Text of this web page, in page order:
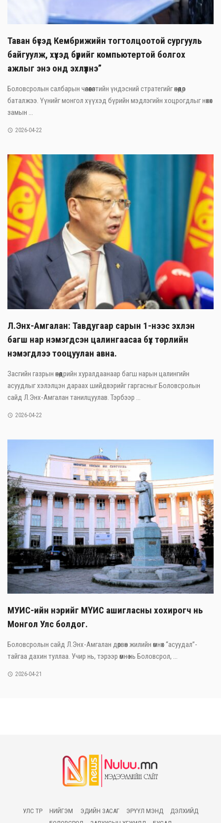
Таван бүсэд Кембрижийн тогтолцоотой сургууль
байгуулж, хүүхэд бүрийг компьютертой болгох
ажлыг энэ онд эхлүүлнэ”
Боловсролын салбарын чөлөөлөлтийн үндэсний стратегийг өнөөдөр
баталжээ. Үүнийг монгол хүүхэд бүрийн мэдлэгийн хоцрогдлыг нөхөх
замын ...
2026-04-22
Л.Энх-Амгалан: Тавдугаар сарын 1-нээс эхлэн
багш нар нэмэгдсэн цалингаасаа бүх төрлийн
нэмэгдлээ тооцуулан авна.
Засгийн газрын өнөөдрийн хуралдаанаар багш нарын цалингийн
асуудлыг хэлэлцэн дараах шийдвэрийг гаргасныг Боловсролын
сайд Л.Энх-Амгалан танилцуулав. Тэрбээр ...
2026-04-22
МУИС-ийн нэрийг МҮИС ашигласны хохирогч нь
Монгол Улс болдог.
Боловсролын сайд Л.Энх-Амгалан дөрвөн жилийн өмнөх “асуудал”-
тайгаа дахин туллаа. Учир нь, тэрээр өмнө нь Боловсрол, ...
2026-04-21
УЛС ТӨР НИЙГЭМ ЭДИЙН ЗАСАГ ЭРҮҮЛ МЭНД
ДЭЛХИЙД